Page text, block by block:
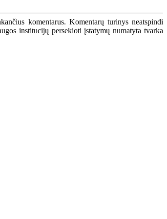
komentarus. Komentarų turinys neatspindi
institucijų persekioti įstatymų numatyta tvarka